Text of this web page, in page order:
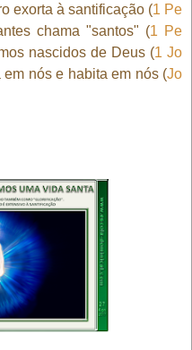
exorta à santificação (1 Pe
chama "santos" (1 Pe
nascidos de Deus (1 Jo
nós e habita em nós (Jo